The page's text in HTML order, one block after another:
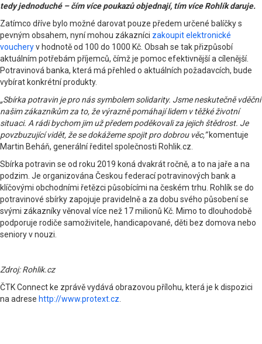
tedy jednoduché – čím více poukazů objednají, tím více Rohlík daruje.
Zatímco dříve bylo možné darovat pouze předem určené balíčky s
pevným obsahem, nyní mohou zákazníci zakoupit elektronické
voucheryv hodnotě od 100 do 1000 Kč. Obsah se tak přizpůsobí
aktuálním potřebám příjemců, čímž je pomoc efektivnější a cílenější.
Potravinová banka, která má přehled o aktuálních požadavcích, bude
vybírat konkrétní produkty.
„Sbírka potravin je pro nás symbolem solidarity. Jsme neskutečně vděční
našim zákazníkům za to, že výrazně pomáhají lidem v těžké životní
situaci. A rádi bychom jim už předem poděkovali za jejich štědrost. Je
povzbuzující vidět, že se dokážeme spojit pro dobrou věc,”komentuje
Martin Beháň, generální ředitel společnosti Rohlik.cz.
Sbírka potravin se od roku 2019 koná dvakrát ročně, a to na jaře a na
podzim. Je organizována Českou federací potravinových bank a
klíčovými obchodními řetězci působícími na českém trhu. Rohlík se do
potravinové sbírky zapojuje pravidelně a za dobu svého působení se
svými zákazníky věnoval více než 17 milionů Kč. Mimo to dlouhodobě
podporuje rodiče samoživitele, handicapované, děti bez domova nebo
seniory v nouzi.
Zdroj: Rohlik.cz
ČTK Connect ke zprávě vydává obrazovou přílohu, která je k dispozici
na adrese http://www.protext.cz.